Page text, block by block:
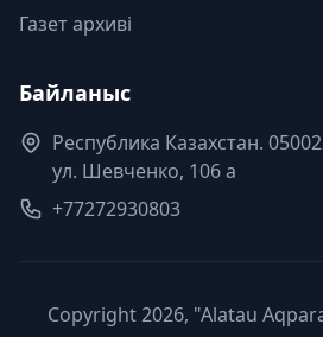
Газет архиві
Байланыс
Республика Казахстан.
ул. Шевченко, 106 а
+77272930803
Copyright 2026, "Alatau